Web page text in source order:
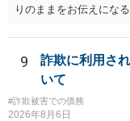
りのままをお伝えにな
早ければ早いほどいい
ます。
9
詐欺に利用さ
いて
#詐欺被害での債務
2026年8月6日